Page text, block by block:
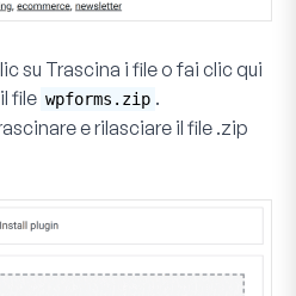
su Trascina i file o fai clic qui
file wpforms.zip .
e rilasciare il file .zip